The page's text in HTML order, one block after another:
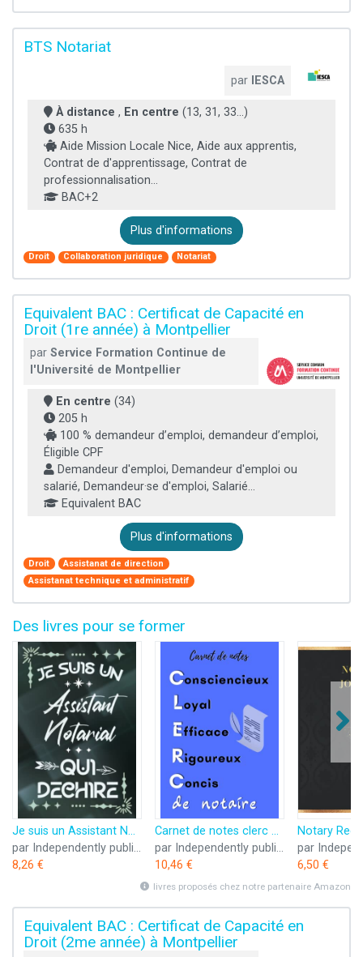
BTS Notariat
par IESCA
À distance , En centre (13, 31, 33...)
635 h
Aide Mission Locale Nice, Aide aux apprentis,
Contrat de d'apprentissage, Contrat de
professionnalisation...
BAC+2
Plus d'informations
Droit Collaboration juridique Notariat
Equivalent BAC : Certificat de Capacité en
Droit (1re année) à Montpellier
par Service Formation Continue de
l'Université de Montpellier
En centre (34)
205 h
100 % demandeur d’emploi, demandeur d’emploi,
Éligible CPF
Demandeur d'emploi, Demandeur d'emploi ou
salarié, Demandeur·se d'emploi, Salarié...
Equivalent BAC
Plus d'informations
Droit
Assistanat de direction
Assistanat technique et administratif
Des livres pour se former
Je suis un Assistant Notarial qui déchire: Carnet de notes ligné pour homme secrétaire notaire Idée Cadeau personnalisé original vert joli rigolo ... nouveau ami proche fête ou encouragement
par Independently published
8,26 €
Carnet de notes clerc de notaire: Cahier pour assistant notarial - Cadeau collaborateur de notaire pour remercier - Carnet clerc pour noter souvenirs et activités
par Independently published
10,46 €
6,50 €
livres proposés chez notre partenaire Amazon
Equivalent BAC : Certificat de Capacité en
Droit (2me année) à Montpellier